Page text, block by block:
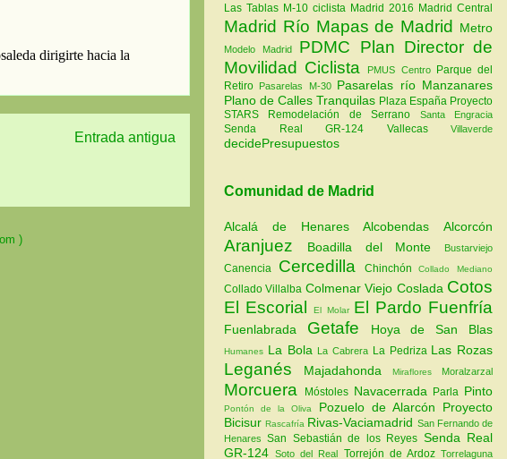
Entrada antigua
)
Las Tablas M-10 ciclista Madrid 2016 Madrid Central
Madrid Río Mapas de Madrid Metro
Modelo Madrid PDMC Plan Director de
Movilidad Ciclista
PMUS Centro Parque del
Retiro Pasarelas M-30 Pasarelas río Manzanares
Plano de Calles Tranquilas Plaza España Proyecto
STARS Remodelación de Serrano Santa Engracia
Senda Real GR-124 Vallecas Villaverde
decidePresupuestos
Comunidad de Madrid
Alcalá de HenaresAlcobendas Alcorcón
Aranjuez Boadilla del Monte Bustarviejo
Canencia Cercedilla ChinchónCollado Mediano
Collado Villalba Colmenar Viejo Coslada Cotos
El EscorialEl Molar El Pardo Fuenfría
Fuenlabrada Getafe Hoya de San Blas
Humanes La Bola La Cabrera La Pedriza Las Rozas
Leganés Majadahonda Miraflores Moralzarzal
Morcuera Móstoles Navacerrada Parla Pinto
Pontón de la Oliva Pozuelo de Alarcón Proyecto
BicisurRascafría Rivas-Vaciamadrid San Fernando de
HenaresSan Sebastián de los Reyes Senda Real
GR-124Soto del Real Torrejón de ArdozTorrelaguna